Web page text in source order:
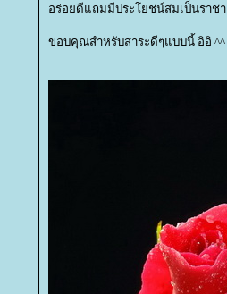
อร่อยดีแถมมีประโยชน์สมเป็นราช
ขอบคุณสำหรับสาระดีๆแบบนี้ อิอิ ^^